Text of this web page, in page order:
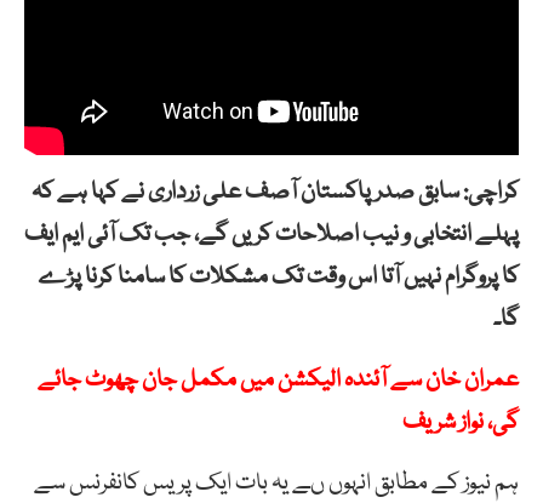
کراچی: سابق صدر پاکستان آصف علی زرداری نے کہا ہے کہ
پہلے انتخابی و نیب اصلاحات کریں گے، جب تک آئی ایم ایف
کا پروگرام نہیں آتا اس وقت تک مشکلات کا سامنا کرنا پڑے
گا۔
عمران خان سے آئندہ الیکشن میں مکمل جان چھوٹ جائے
گی، نواز شریف
ہم نیوز کے مطابق انہوں ںے یہ بات ایک پریس کانفرنس سے